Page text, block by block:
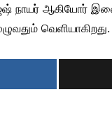
நாயர் ஆகியோர்
வெளியாகிறது.